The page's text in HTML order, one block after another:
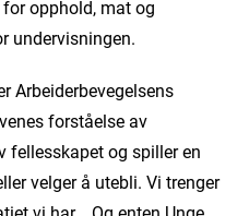
opphold, mat og
undervisningen.
Arbeiderbevegelsens
forståelse av
fellesskapet og spiller en
velger å utebli. Vi trenger